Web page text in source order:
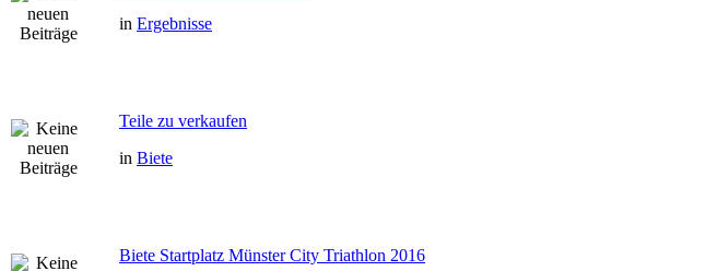
in Ergebnisse
Teile zu verkaufen
in Biete
Biete Startplatz Münster City Triathlon 2016